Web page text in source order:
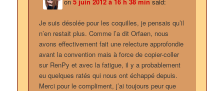
on5 juin 2012 à 16 h 38 min said:
Je suis désolée pour les coquilles, je pensais qu’il
n’en restait plus. Comme l’a dit Orfaen, nous
avons effectivement fait une relecture approfondie
avant la convention mais à force de copier-coller
sur RenPy et avec la fatigue, il y a probablement
eu quelques ratés qui nous ont échappé depuis.
Merci pour le compliment, j’ai toujours peur que